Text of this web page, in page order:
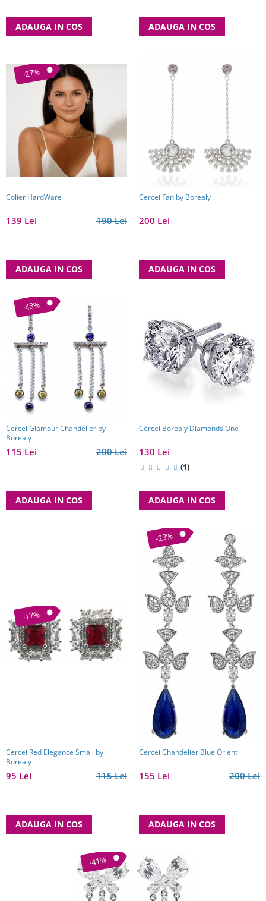
ADAUGA IN COS ADAUGA IN COS
-27%
Colier HardWare
190 Lei
139 Lei
ADAUGA IN COS
Cercei Fan by Borealy
200 Lei
ADAUGA IN COS
-43%
Cercei Glamour Chandelier by
Borealy
200 Lei
115 Lei
ADAUGA IN COS
Cercei Borealy Diamonds One
130 Lei
(1)
ADAUGA IN COS
-17%
Cercei Red Elegance Small by
Borealy
115 Lei
95 Lei
ADAUGA IN COS
-23%
Cercei Chandelier Blue Orient
200 Lei
155 Lei
ADAUGA IN COS
-41%